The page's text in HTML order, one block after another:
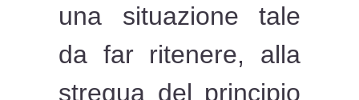
una situazione tale
da far ritenere, alla
stregua del principio